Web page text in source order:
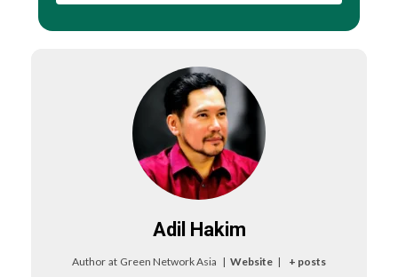
Adil Hakim
Author at Green Network Asia | Website | + posts